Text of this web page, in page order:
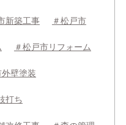
新築工事 ＃松戸市
＃松戸市リフォーム
壁塗装
打ち